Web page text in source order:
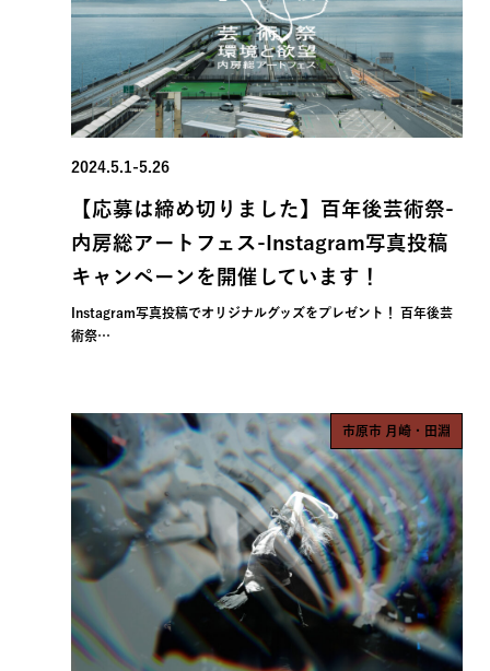
2024.5.1-5.26
【応募は締め切りました】百年後芸術祭-
内房総アートフェス-Instagram写真投稿
キャンペーンを開催しています！
Instagram写真投稿でオリジナルグッズをプレゼント！ 百年後芸
術祭…
市原市 月崎・田淵